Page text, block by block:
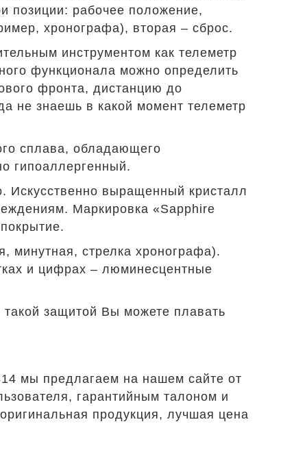
позиции: рабочее положение,
хронографа), вторая – сброс.
инструментом как телеметр
функционала можно определить
фронта, дистанцию до
не знаешь в какой момент телеметр
сплава, обладающего
гипоаллергенный.
Искусственно выращенный кристалл
Маркировка «Sapphire
минутная, стрелка хронографа).
и цифрах – люминесцентные
защитой Вы можете плавать
мы предлагаем на нашем сайте от
гарантийным талоном и
продукция, лучшая цена